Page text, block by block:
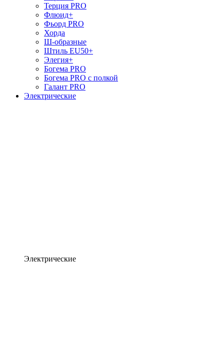
Терция PRO
Флюид+
Фьорд PRO
Хорда
Ш-образные
Штиль EU50+
Элегия+
Богема PRO
Богема PRO с полкой
Галант PRO
Электрические
Электрические